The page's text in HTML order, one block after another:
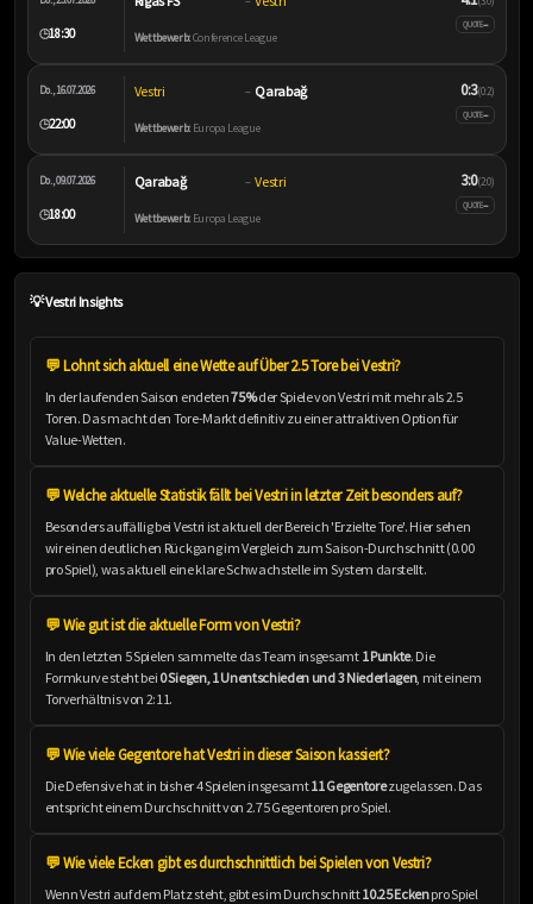
🕒18:30 Wettbewerb:Conference League
QUOTE–
Do., 16.07.2026
🕒22:00
Vestri – Qarabağ
Wettbewerb:Europa League
0:3(0:2)
QUOTE–
Do., 09.07.2026
🕒18:00
Qarabağ – Vestri
Wettbewerb:Europa League
3:0(2:0)
QUOTE–
💡 Vestri Insights
💬 Lohnt sich aktuell eine Wette auf Über 2.5 Tore bei Vestri?
In der laufenden Saison endeten75%der Spiele von Vestri mit mehr als 2.5
Toren. Das macht den Tore-Markt definitiv zu einer attraktiven Option für
Value-Wetten.
💬 Welche aktuelle Statistik fällt bei Vestri in letzter Zeit besonders auf?
Besonders auffällig bei Vestri ist aktuell der Bereich 'Erzielte Tore'. Hier sehen
wir einen deutlichen Rückgang im Vergleich zum Saison-Durchschnitt (0.00
pro Spiel), was aktuell eine klare Schwachstelle im System darstellt.
💬 Wie gut ist die aktuelle Form von Vestri?
In den letzten 5 Spielen sammelte das Team insgesamt 1 Punkte. Die
Formkurve steht bei 0 Siegen, 1 Unentschieden und 3 Niederlagen, mit einem
Torverhältnis von 2:11.
💬 Wie viele Gegentore hat Vestri in dieser Saison kassiert?
Die Defensive hat in bisher 4 Spielen insgesamt11 Gegentorezugelassen. Das
entspricht einem Durchschnitt von 2.75 Gegentoren pro Spiel.
💬 Wie viele Ecken gibt es durchschnittlich bei Spielen von Vestri?
Wenn Vestri auf dem Platz steht, gibt es im Durchschnitt10.25 Eckenpro Spiel